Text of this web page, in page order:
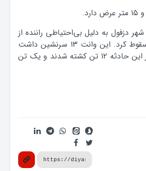
دزفول به دلیل بی‌احتیاطی راننده از
مسیر منحرف شد و به درون کانال آب سقوط کرد. این وانت ۱۳ سرنشین داشت
که از مراسم عروسی برمی‌گشتند و بر اثر این حادثه ۱۲ تن کشته شدند و یک تن